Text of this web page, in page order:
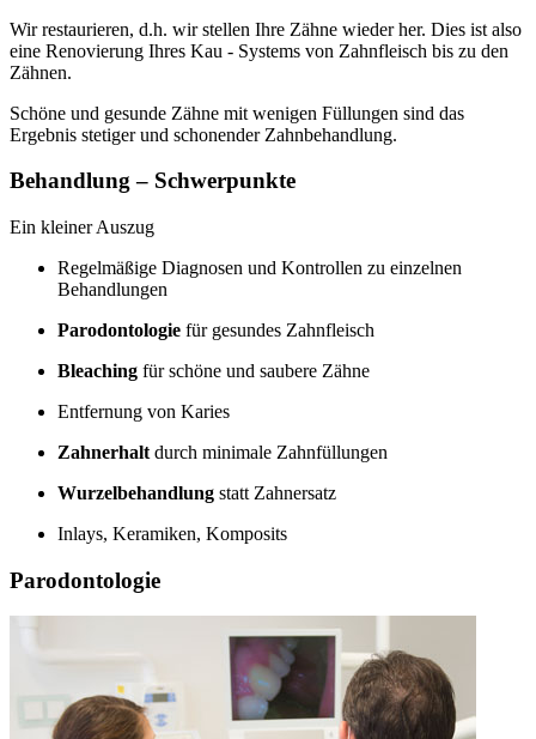
Wir restaurieren, d.h. wir stellen Ihre Zähne wieder her. Dies ist also
eine Renovierung Ihres Kau - Systems von Zahnfleisch bis zu den
Zähnen.
Schöne und gesunde Zähne mit wenigen Füllungen sind das
Ergebnis stetiger und schonender Zahnbehandlung.
Behandlung – Schwerpunkte
Ein kleiner Auszug
Regelmäßige Diagnosen und Kontrollen zu einzelnen
Behandlungen
Parodontologie für gesundes Zahnfleisch
Bleaching für schöne und saubere Zähne
Entfernung von Karies
Zahnerhalt durch minimale Zahnfüllungen
Wurzelbehandlung statt Zahnersatz
Inlays, Keramiken, Komposits
Parodontologie